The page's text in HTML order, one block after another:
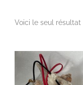
Voici le seul résultat